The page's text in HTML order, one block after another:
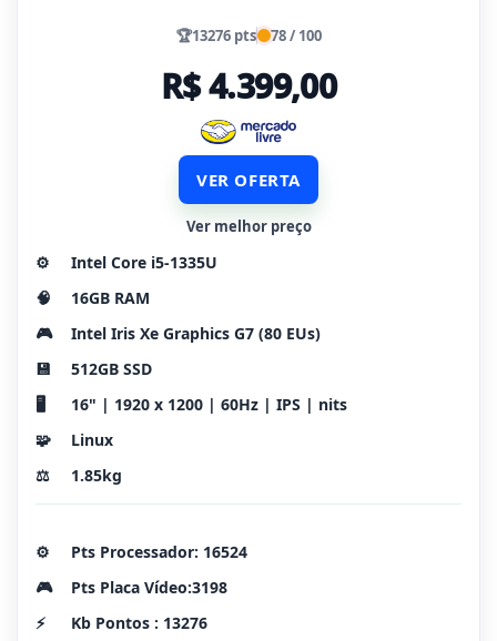
🏆13276 pts 78 / 100
R$ 4.399,00
VER OFERTA
Ver melhor preço
⚙️
Intel Core i5-1335U
🧠
16GB RAM
🎮
Intel Iris Xe Graphics G7 (80 EUs)
💾
512GB SSD
🖥️
16" | 1920 x 1200 | 60Hz | IPS | nits
🧩
Linux
⚖️
1.85kg
⚙️
Pts Processador: 16524
🎮
Pts Placa Vídeo:3198
⚡
Kb Pontos : 13276